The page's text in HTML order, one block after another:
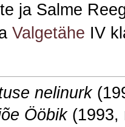
ja Salme
Valgetähe IV
nelinurk
Ööbik(1993,